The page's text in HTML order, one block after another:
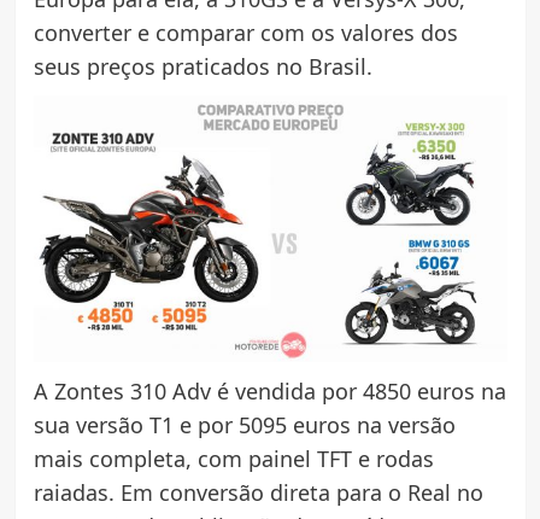
converter e comparar com os valores dos
seus preços praticados no Brasil.
A Zontes 310 Adv é vendida por 4850 euros na
sua versão T1 e por 5095 euros na versão
mais completa, com painel TFT e rodas
raiadas. Em conversão direta para o Real no